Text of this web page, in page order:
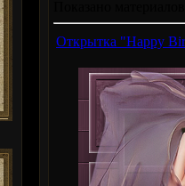
Открытка "Happy